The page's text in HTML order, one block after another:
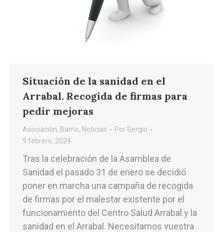
Situación de la sanidad en el
Arrabal. Recogida de firmas para
pedir mejoras
Asociación, Barrio, Noticias PorSergio
9 febrero, 2024
Tras la celebración de la Asamblea de
Sanidad el pasado 31 de enero se decidió
poner en marcha una campaña de recogida
de firmas por el malestar existente por el
funcionamiento del Centro Salud Arrabal y la
sanidad en el Arrabal. Necesitamos vuestra